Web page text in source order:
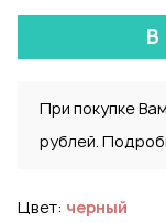
При покупке
рублей.
Цвет: черный